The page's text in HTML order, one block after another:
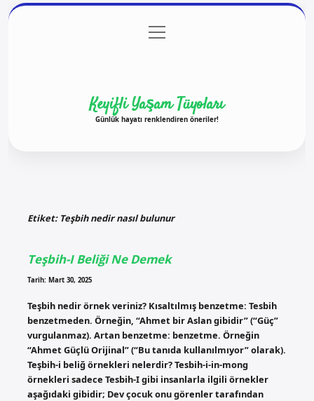
Gizlilik Politikası
menüyü
aç
Keyifli Yaşam Tüyoları
Günlük hayatı renklendiren öneriler!
Etiket: Teşbih nedir nasıl bulunur
Teşbih-I Beliği Ne Demek
Tarih: Mart 30, 2025
Teşbih nedir örnek veriniz? Kısaltılmış benzetme: Tesbih
benzetmeden. Örneğin, “Ahmet bir Aslan gibidir” (“Güç”
vurgulanmaz). Artan benzetme: benzetme. Örneğin
“Ahmet Güçlü Orijinal” (“Bu tanıda kullanılmıyor” olarak).
Teşbih-i beliğ örnekleri nelerdir? Tesbih-i-in-mong
örnekleri sadece Tesbih-I gibi insanlarla ilgili örnekler
aşağıdaki gibidir; Dev çocuk onu görenler tarafından